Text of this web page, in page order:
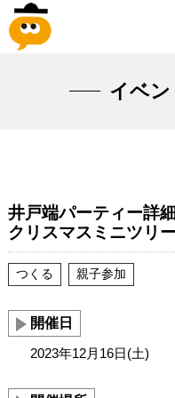
イベン
井戸端パーティー詳
クリスマスミニツリ
つくる 親子参加
開催日
2023年12月16日(土)